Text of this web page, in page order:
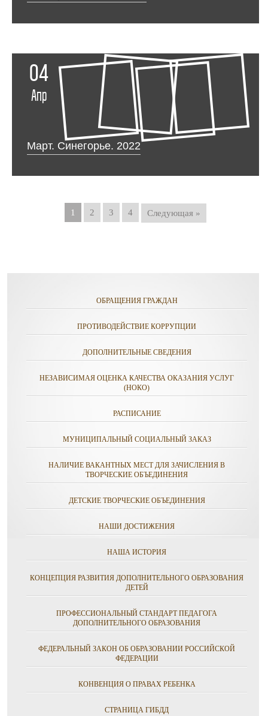
04
Апр
Март. Синегорье. 2022
1 2 3 4 Следующая »
ОБРАЩЕНИЯ ГРАЖДАН
ПРОТИВОДЕЙСТВИЕ КОРРУПЦИИ
ДОПОЛНИТЕЛЬНЫЕ СВЕДЕНИЯ
НЕЗАВИСИМАЯ ОЦЕНКА КАЧЕСТВА ОКАЗАНИЯ УСЛУГ
(НОКО)
РАСПИСАНИЕ
МУНИЦИПАЛЬНЫЙ СОЦИАЛЬНЫЙ ЗАКАЗ
НАЛИЧИЕ ВАКАНТНЫХ МЕСТ ДЛЯ ЗАЧИСЛЕНИЯ В
ТВОРЧЕСКИЕ ОБЪЕДИНЕНИЯ
ДЕТСКИЕ ТВОРЧЕСКИЕ ОБЪЕДИНЕНИЯ
НАШИ ДОСТИЖЕНИЯ
НАША ИСТОРИЯ
КОНЦЕПЦИЯ РАЗВИТИЯ ДОПОЛНИТЕЛЬНОГО ОБРАЗОВАНИЯ
ДЕТЕЙ
ПРОФЕССИОНАЛЬНЫЙ СТАНДАРТ ПЕДАГОГА
ДОПОЛНИТЕЛЬНОГО ОБРАЗОВАНИЯ
ФЕДЕРАЛЬНЫЙ ЗАКОН ОБ ОБРАЗОВАНИИ РОССИЙСКОЙ
ФЕДЕРАЦИИ
КОНВЕНЦИЯ О ПРАВАХ РЕБЕНКА
СТРАНИЦА ГИБДД